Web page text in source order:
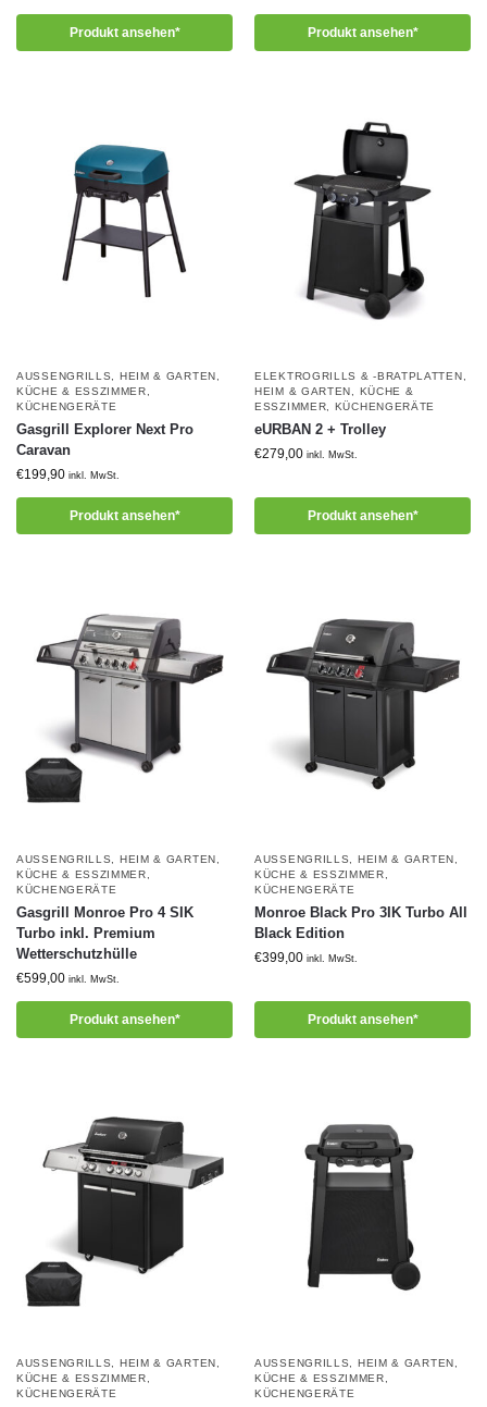
Produkt ansehen* Produkt ansehen*
AUSSENGRILLS HEIM & GARTEN
KÜCHE & ESSZIMMER
KÜCHENGERÄTE
Gasgrill Explorer Next Pro
Caravan
€199,90 inkl. MwSt.
Produkt ansehen*
ELEKTROGRILLS & -BRATPLATTEN
HEIM & GARTEN
KÜCHE &
ESSZIMMER
KÜCHENGERÄTE
eURBAN 2 + Trolley
€279,00 inkl. MwSt.
Produkt ansehen*
AUSSENGRILLS HEIM & GARTEN
KÜCHE & ESSZIMMER
KÜCHENGERÄTE
Gasgrill Monroe Pro 4 SIK
Turbo inkl. Premium
Wetterschutzhülle
€599,00 inkl. MwSt.
Produkt ansehen*
AUSSENGRILLS HEIM & GARTEN
KÜCHE & ESSZIMMER
KÜCHENGERÄTE
Monroe Black Pro 3IK Turbo All
Black Edition
€399,00 inkl. MwSt.
Produkt ansehen*
AUSSENGRILLS HEIM & GARTEN
KÜCHE & ESSZIMMER
KÜCHENGERÄTE
AUSSENGRILLS HEIM & GARTEN
KÜCHE & ESSZIMMER
KÜCHENGERÄTE